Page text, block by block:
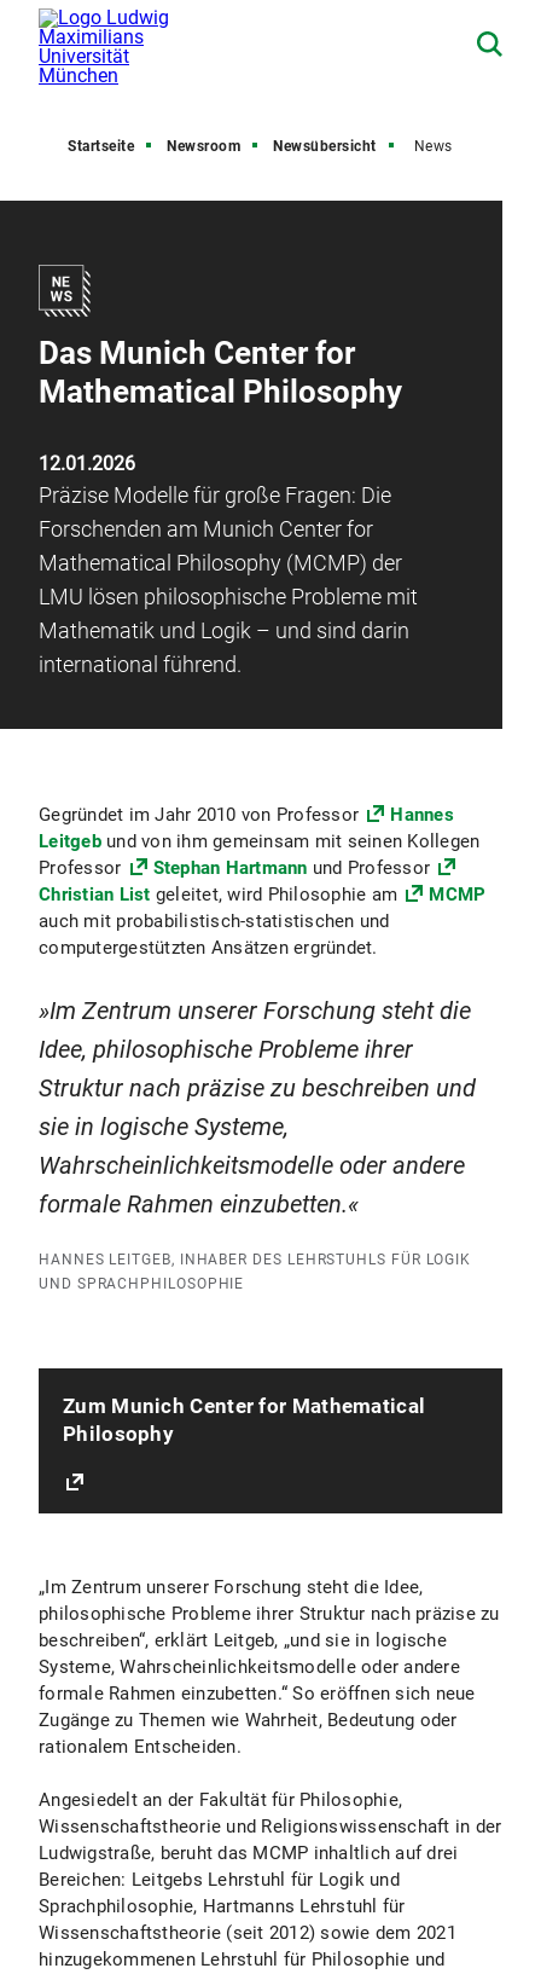
Startseite Newsroom Newsübersicht News
Das Munich Center for
Mathematical Philosophy
12.01.2026
Präzise Modelle für große Fragen: Die
Forschenden am Munich Center for
Mathematical Philosophy (MCMP) der
LMU lösen philosophische Probleme mit
Mathematik und Logik – und sind darin
international führend.
Gegründet im Jahr 2010 von Professor
Hannes
Leitgebund von ihm gemeinsam mit seinen Kollegen
Professor
Stephan Hartmann und Professor
Christian List geleitet, wird Philosophie am
MCMP
auch mit probabilistisch-statistischen und
computergestützten Ansätzen ergründet.
Im Zentrum unserer Forschung steht die
Idee, philosophische Probleme ihrer
Struktur nach präzise zu beschreiben und
sie in logische Systeme,
Wahrscheinlichkeitsmodelle oder andere
formale Rahmen einzubetten.
HANNES LEITGEB, INHABER DES LEHRSTUHLS FÜR LOGIK
UND SPRACHPHILOSOPHIE
Zum Munich Center for Mathematical
Philosophy
„Im Zentrum unserer Forschung steht die Idee,
philosophische Probleme ihrer Struktur nach präzise zu
beschreiben“, erklärt Leitgeb, „und sie in logische
Systeme, Wahrscheinlichkeitsmodelle oder andere
formale Rahmen einzubetten.“ So eröffnen sich neue
Zugänge zu Themen wie Wahrheit, Bedeutung oder
rationalem Entscheiden.
Angesiedelt an der Fakultät für Philosophie,
Wissenschaftstheorie und Religionswissenschaft in der
Ludwigstraße, beruht das MCMP inhaltlich auf drei
Bereichen: Leitgebs Lehrstuhl für Logik und
Sprachphilosophie, Hartmanns Lehrstuhl für
Wissenschaftstheorie (seit 2012) sowie dem 2021
hinzugekommenen Lehrstuhl für Philosophie und